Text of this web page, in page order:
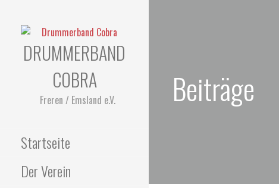
DRUMMERBAND
COBRA
Freren / Emsland e.V.
Startseite
Der Verein
Beiträge